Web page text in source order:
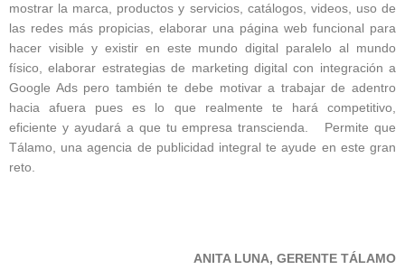
mostrar la marca, productos y servicios, catálogos, videos, uso de
las redes más propicias, elaborar una página web funcional para
hacer visible y existir en este mundo digital paralelo al mundo
físico, elaborar estrategias de marketing digital con integración a
Google Ads pero también te debe motivar a trabajar de adentro
hacia afuera pues es lo que realmente te hará competitivo,
eficiente y ayudará a que tu empresa transcienda. Permite que
Tálamo, una agencia de publicidad integral te ayude en este gran
reto.
ANITA LUNA, GERENTE TÁLAMO